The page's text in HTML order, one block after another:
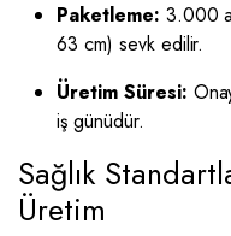
Paketleme: 3.000
63 cm) sevk edilir.
Üretim Süresi:
iş günüdür.
Sağlık
Üretim